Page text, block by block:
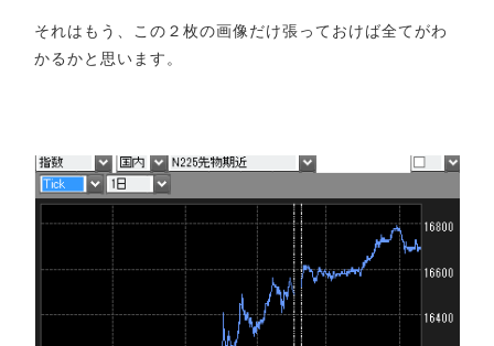
それはもう、この２枚の画像だけ張っておけば全てがわ
かるかと思います。